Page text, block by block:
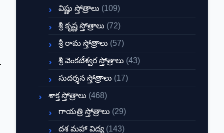
విష్ణు స్తోత్రాలు (109)
శ్రీ కృష్ణ స్తోత్రాలు (72)
శ్రీ రామ స్తోత్రాలు (57)
శ్రీ వెంకటేశ్వర స్తోత్రాలు (43)
సుదర్శన స్తోత్రాలు (17)
శాక్త స్తోత్రాలు (468)
గాయత్రి స్తోత్రాలు (29)
దశ మహా విద్య (143)